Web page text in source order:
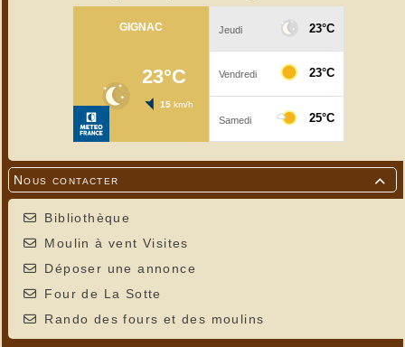

Nous contacter
Bibliothèque
Moulin à vent Visites
Déposer une annonce
Four de La Sotte
Rando des fours et des moulins